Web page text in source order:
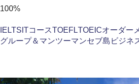
100%
IELTS ITコースTOEFLTOEICオーダー
グループ＆マンツーマンセブ島 ビジネ